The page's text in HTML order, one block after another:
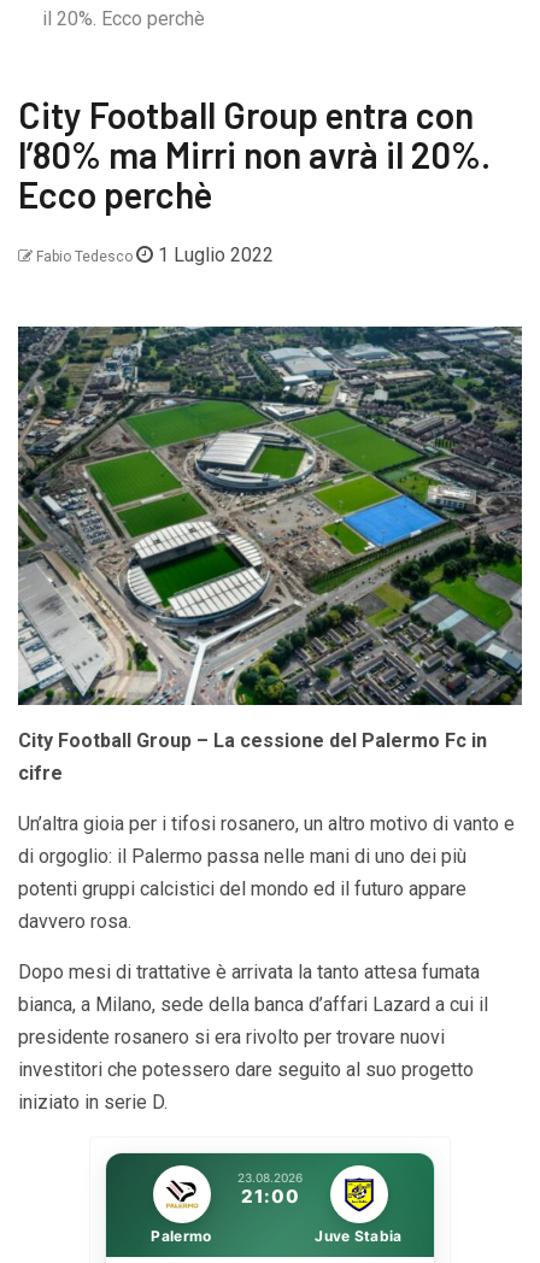
il 20%. Ecco perchè
City Football Group entra con
l’80% ma Mirri non avrà il 20%.
Ecco perchè
Fabio Tedesco 1 Luglio 2022
City Football Group – La cessione del Palermo Fc in
cifre
Un’altra gioia per i tifosi rosanero, un altro motivo di vanto e
di orgoglio: il Palermo passa nelle mani di uno dei più
potenti gruppi calcistici del mondo ed il futuro appare
davvero rosa.
Dopo mesi di trattative è arrivata la tanto attesa fumata
bianca, a Milano, sede della banca d’affari Lazard a cui il
presidente rosanero si era rivolto per trovare nuovi
investitori che potessero dare seguito al suo progetto
iniziato in serie D.
23.08.2026
21:00
Palermo Juve Stabia